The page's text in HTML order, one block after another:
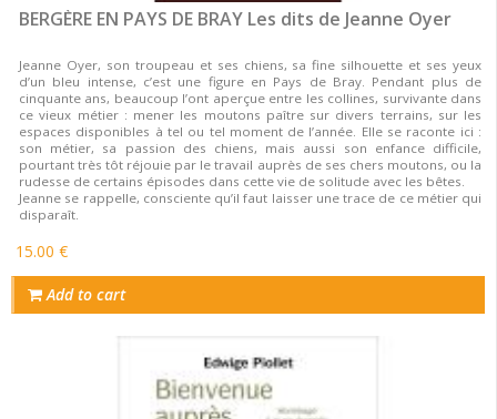
BERGÈRE EN PAYS DE BRAY Les dits de Jeanne Oyer
Jeanne Oyer, son troupeau et ses chiens, sa fine silhouette et ses yeux
d’un bleu intense, c’est une figure en Pays de Bray. Pendant plus de
cinquante ans, beaucoup l’ont aperçue entre les collines, survivante dans
ce vieux métier : mener les moutons paître sur divers terrains, sur les
espaces disponibles à tel ou tel moment de l’année. Elle se raconte ici :
son métier, sa passion des chiens, mais aussi son enfance difficile,
pourtant très tôt réjouie par le travail auprès de ses chers moutons, ou la
rudesse de certains épisodes dans cette vie de solitude avec les bêtes.
Jeanne se rappelle, consciente qu’il faut laisser une trace de ce métier qui
disparaît.
15.00 €
Add to cart